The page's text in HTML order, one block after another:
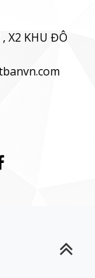
X2 KHU ĐÔ